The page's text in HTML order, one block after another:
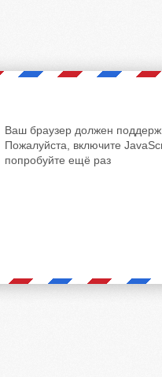
Ваш браузер должен
Пожалуйста, включите
попробуйте ещё раз